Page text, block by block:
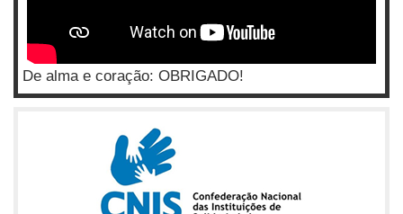
De alma e coração: OBRIGADO!